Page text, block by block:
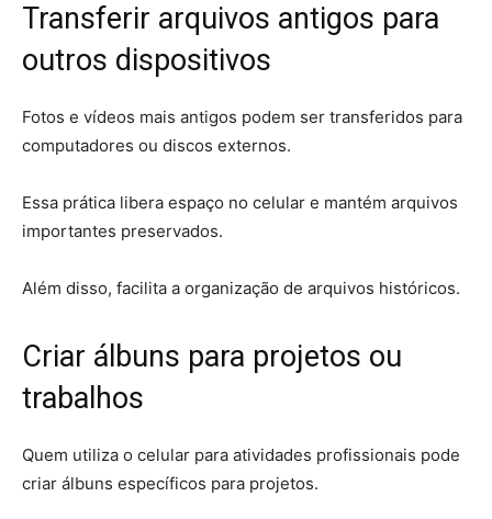
Transferir arquivos antigos para
outros dispositivos
Fotos e vídeos mais antigos podem ser transferidos para
computadores ou discos externos.
Essa prática libera espaço no celular e mantém arquivos
importantes preservados.
Além disso, facilita a organização de arquivos históricos.
Criar álbuns para projetos ou
trabalhos
Quem utiliza o celular para atividades profissionais pode
criar álbuns específicos para projetos.